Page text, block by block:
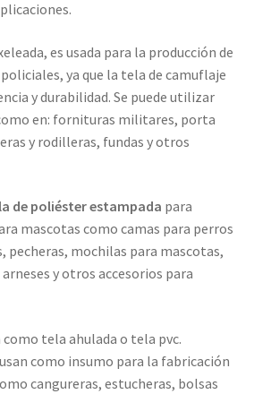
es usada para la producción de
ya que la tela de camuflaje
y durabilidad. Se puede utilizar
en: fornituras militares, porta
y rodilleras, fundas y otros
de poliéster estampada para
mascotas como camas para perros
pecheras, mochilas para mascotas,
y otros accesorios para
tela ahulada o tela pvc.
como insumo para la fabricación
cangureras, estucheras, bolsas